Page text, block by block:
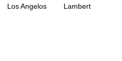
Los Angelos
Lambert